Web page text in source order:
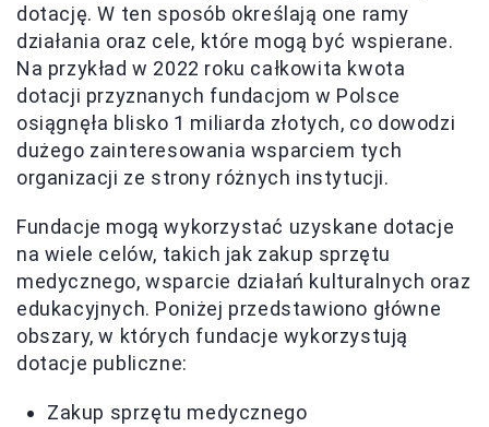
dotację. W ten sposób określają one ramy
działania oraz cele, które mogą być wspierane.
Na przykład w 2022 roku całkowita kwota
dotacji przyznanych fundacjom w Polsce
osiągnęła blisko 1 miliarda złotych, co dowodzi
dużego zainteresowania wsparciem tych
organizacji ze strony różnych instytucji.
Fundacje mogą wykorzystać uzyskane dotacje
na wiele celów, takich jak zakup sprzętu
medycznego, wsparcie działań kulturalnych oraz
edukacyjnych. Poniżej przedstawiono główne
obszary, w których fundacje wykorzystują
dotacje publiczne:
Zakup sprzętu medycznego